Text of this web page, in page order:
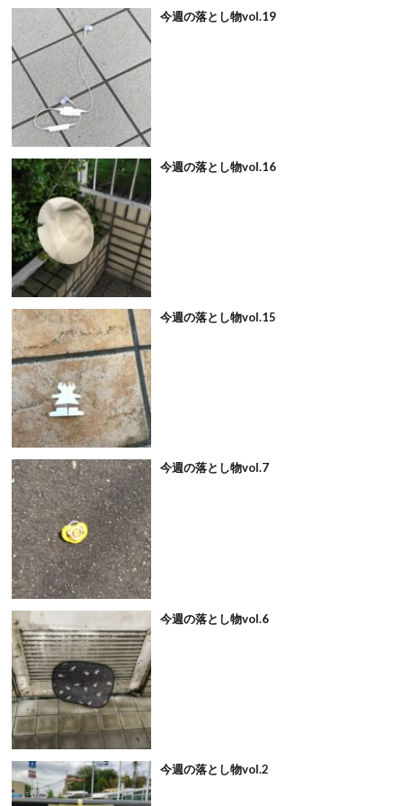
今週の落とし物vol.19
今週の落とし物vol.16
今週の落とし物vol.15
今週の落とし物vol.7
今週の落とし物vol.6
今週の落とし物vol.2